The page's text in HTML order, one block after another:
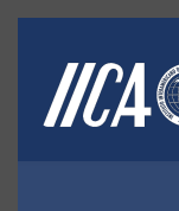
Skip
content